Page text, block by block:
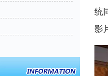
统
影